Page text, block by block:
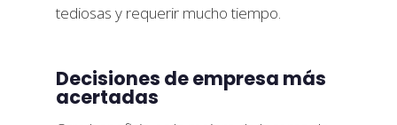
tediosas y requerir mucho tiempo.
Decisiones de empresa más
acertadas